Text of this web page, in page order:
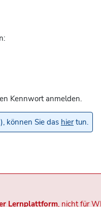
Kennwort anmelden.
können Sie das hiertun.
Lernplattform, nicht für